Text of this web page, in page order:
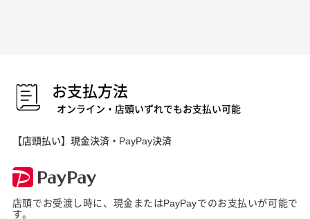
お支払方法
オンライン・店頭いずれでもお支払い可能
【店頭払い】現金決済・PayPay決済
店頭でお受渡し時に、現金またはPayPayでのお支払いが可能で
す。